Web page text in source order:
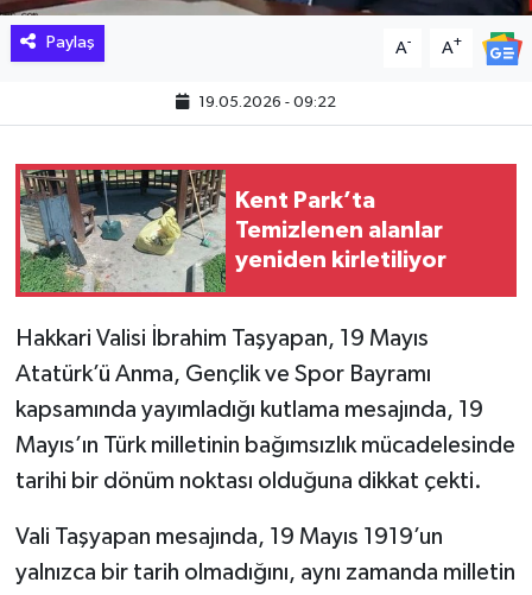
Paylaş A- A+
19.05.2026 - 09:22
Kent Park’ta
Temizlenen alanlar
yeniden kirletiliyor
Hakkari Valisi İbrahim Taşyapan, 19 Mayıs
Atatürk’ü Anma, Gençlik ve Spor Bayramı
kapsamında yayımladığı kutlama mesajında, 19
Mayıs’ın Türk milletinin bağımsızlık mücadelesinde
tarihi bir dönüm noktası olduğuna dikkat çekti.
Vali Taşyapan mesajında, 19 Mayıs 1919’un
yalnızca bir tarih olmadığını, aynı zamanda milletin
POLİTİKA
SAĞLIK
SİYASET
SPOR
TARİH
TEKNOLOJİ
YAŞAM